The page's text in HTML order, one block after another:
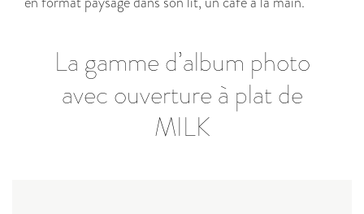
La gamme d’album photo
avec ouverture à plat de
MILK